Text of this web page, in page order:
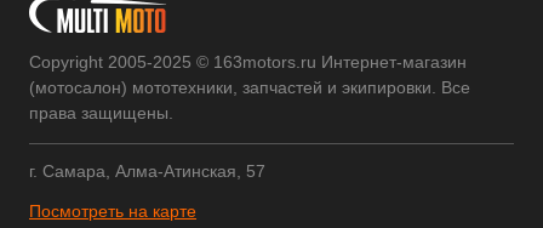
Copyright 2005-2025 © 163motors.ru Интернет-магазин
(мотосалон) мототехники, запчастей и экипировки. Все
права защищены.
г. Самара, Алма-Атинская, 57
Посмотреть на карте